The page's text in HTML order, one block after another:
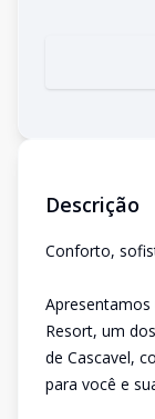
Descrição
Conforto,
Resort, um
de Cascavel,
para você e